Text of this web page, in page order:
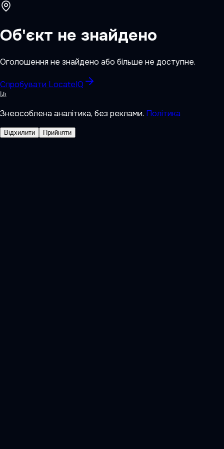
Об'єкт не знайдено
Оголошення не знайдено або більше не доступне.
Спробувати LocateIQ
Знеособлена аналітика, без реклами. Політика
Відхилити Прийняти